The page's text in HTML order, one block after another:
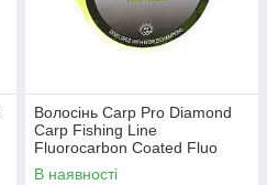
Волосінь Carp Pro Diamond
Carp Fishing Line
Fluorocarbon Coated Fluo
Yellow 300 м 0.309мм
В наявності